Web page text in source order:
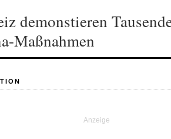
demonstieren
Maßnahmen